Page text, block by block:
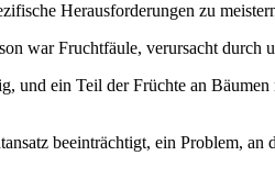
Herausforderungen zu
war Fruchtfäule, verursacht
und ein Teil der Früchte an
beeinträchtigt, ein Problem,